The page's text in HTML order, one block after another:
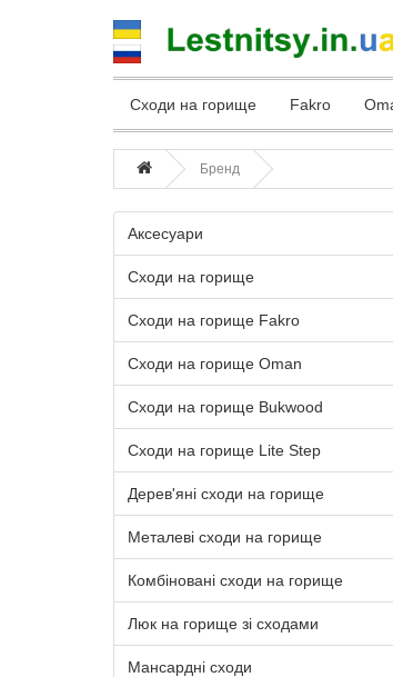
Сходи на горище Fakro
Бренд
Аксесуари
Сходи на горище
Сходи на горище Fakro
Сходи на горище Oman
Сходи на горище Bukwood
Сходи на горище Lite Step
Дерев'яні сходи на горище
Металеві сходи на горище
Комбіновані сходи на горище
Люк на горище зі сходами
Мансардні сходи